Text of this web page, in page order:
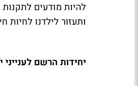
להיות מודעים
ותעזור לילדנו לחיות
יחידות הרשם לענייני